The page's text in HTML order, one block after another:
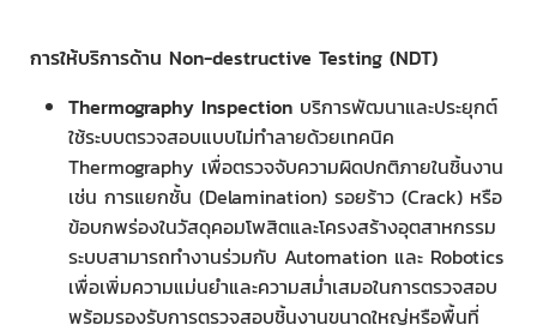
การให้บริการด้าน Non-destructive Testing (NDT)
Thermography Inspection บริการพัฒนาและประยุกต์
ใช้ระบบตรวจสอบแบบไม่ทำลายด้วยเทคนิค
Thermography เพื่อตรวจจับความผิดปกติภายในชิ้นงาน
เช่น การแยกชั้น (Delamination) รอยร้าว (Crack) หรือ
ข้อบกพร่องในวัสดุคอมโพสิตและโครงสร้างอุตสาหกรรม
ระบบสามารถทำงานร่วมกับ Automation และ Robotics
เพื่อเพิ่มความแม่นยำและความสม่ำเสมอในการตรวจสอบ
พร้อมรองรับการตรวจสอบชิ้นงานขนาดใหญ่หรือพื้นที่